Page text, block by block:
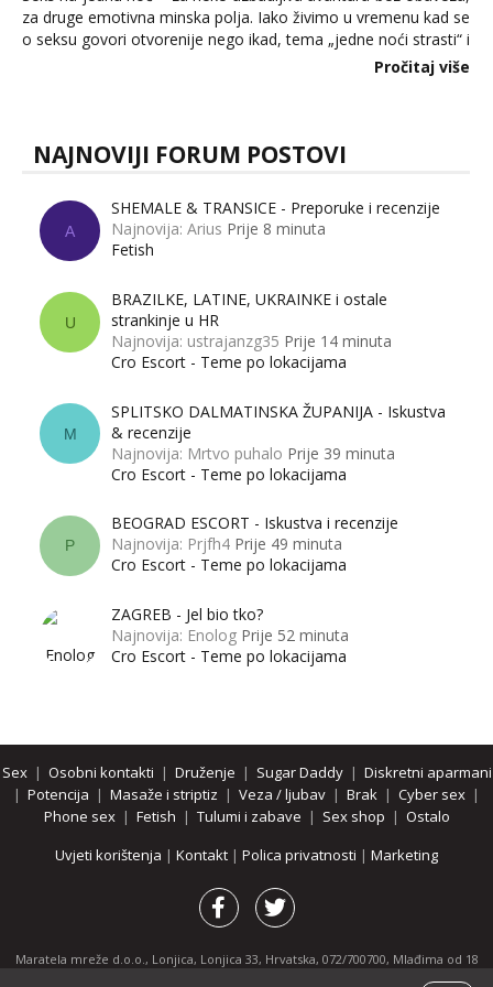
za druge emotivna minska polja. Iako živimo u vremenu kad se
o seksu govori otvorenije nego ikad, tema „jedne noći strasti“ i
dalje izaziva burne rasprave. Što zapravo misle žene, a što
Pročitaj više
NAJNOVIJI FORUM POSTOVI
A
SHEMALE & TRANSICE - Preporuke i recenzije
Najnovija: Arius Prije 8 minuta
Fetish
U
BRAZILKE, LATINE, UKRAINKE i ostale
strankinje u HR
Najnovija: ustrajanzg35 Prije 14 minuta
Cro Escort - Teme po lokacijama
M
SPLITSKO DALMATINSKA ŽUPANIJA - Iskustva
& recenzije
Najnovija: Mrtvo puhalo Prije 39 minuta
Cro Escort - Teme po lokacijama
P
BEOGRAD ESCORT - Iskustva i recenzije
Najnovija: Prjfh4 Prije 49 minuta
Cro Escort - Teme po lokacijama
ZAGREB - Jel bio tko?
Najnovija: Enolog Prije 52 minuta
Cro Escort - Teme po lokacijama
Sex| Osobni kontakti | Druženje | Sugar Daddy| Diskretni aparmani
| Potencija | Masaže i striptiz | Veza / ljubav | Brak | Cyber sex |
Phone sex| Fetish | Tulumi i zabave | Sex shop | Ostalo
Uvjeti korištenja | Kontakt | Polica privatnosti | Marketing
Maratela mreže d.o.o., Lonjica, Lonjica 33, Hrvatska, 072/700700, Mlađima od 18